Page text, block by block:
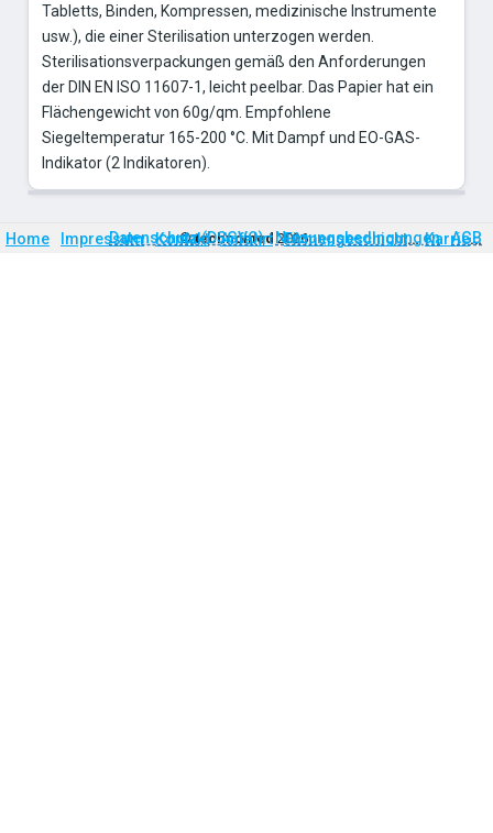
Tabletts, Binden, Kompressen, medizinische Instrumente
usw.), die einer Sterilisation unterzogen werden.
Sterilisationsverpackungen gemäß den Anforderungen
der DIN EN ISO 11607-1, leicht peelbar. Das Papier hat ein
Flächengewicht von 60g/qm. Empfohlene
Siegeltemperatur 165-200 °C. Mit Dampf und EO-GAS-
Indikator (2 Indikatoren).
Home Impressum Kontakt Anfahrt Firmengeschichte Karriere
©technomed 2026
Datenschutz (DSGVO) Nutzungsbedingungen AGB